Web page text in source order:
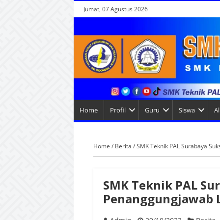
Jumat, 07 Agustus 2026
Home Profil Guru Siswa
Home / Berita /SMK Teknik PAL Surabaya
SMK Teknik PAL
Penanggungjawab